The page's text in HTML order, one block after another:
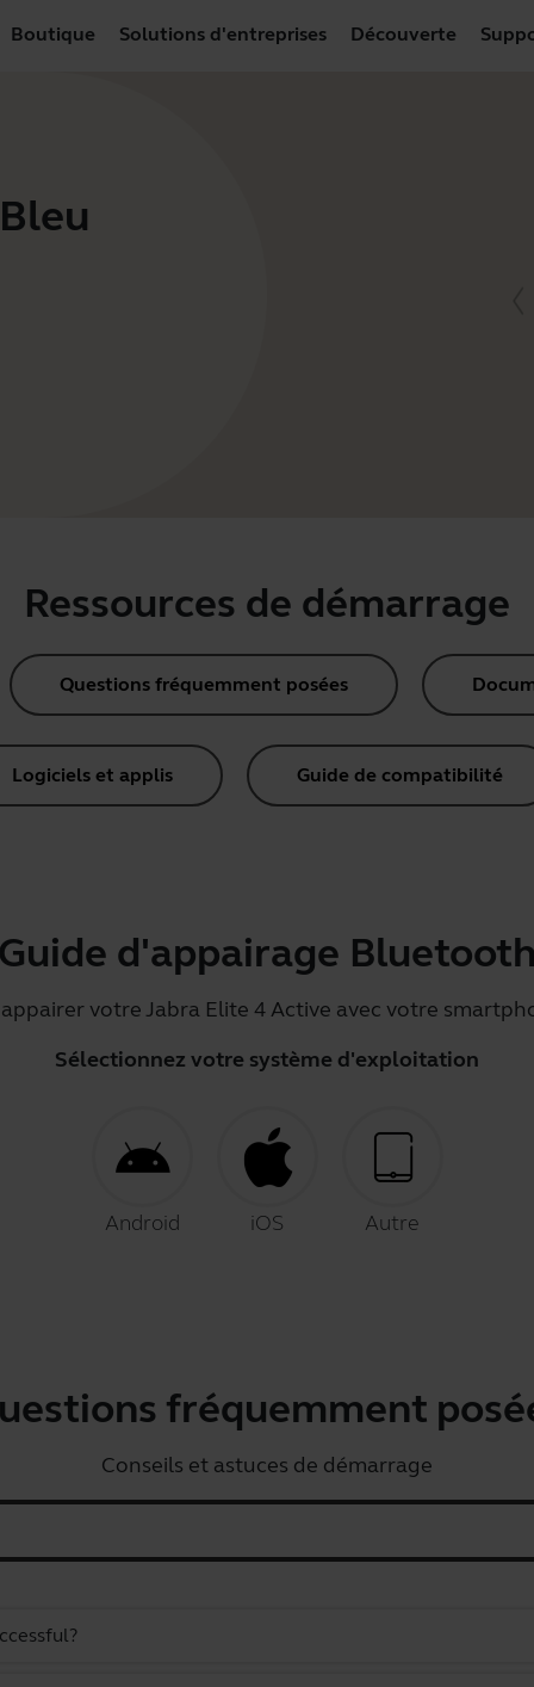
Boutique Solutions d'entreprises Découverte
Ressources de démarrage
Questions fréquemment posées
Logiciels et applis Guide de compatibilité
Guide d'appairage
votre Jabra Elite 4 Active avec votre
Sélectionnez votre système d'exploitation
Android iOS Autre
fréquemment
Conseils et astuces de démarrage